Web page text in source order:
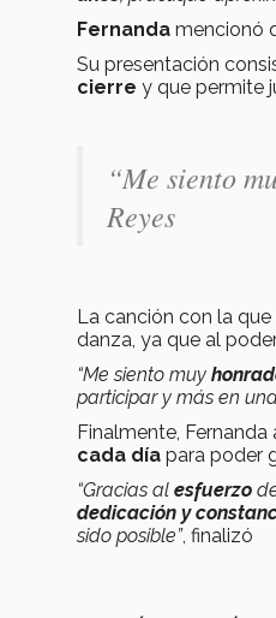
Fernanda mencionó
Su presentación
cierre y que permite
“Me siento
Reyes
La canción con la
danza, ya que al
“Me siento muy
participar y más en
Finalmente,
cada día para poder
“Gracias al esfuerzo
dedicación y
sido posible”, finalizó